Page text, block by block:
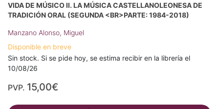
VIDA DE MÚSICO II. LA MÚSICA CASTELLANOLEONESA DE
TRADICIÓN ORAL (SEGUNDA <BR>PARTE: 1984-2018)
Manzano Alonso, Miguel
Disponible en breve
Sin stock. Si se pide hoy, se estima recibir en la librería el
10/08/26
PVP. 15,00€